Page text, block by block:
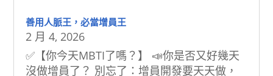
善用人脈王，必當增員王
2 月 4, 2026
✅【你今天MBTI了嗎？】 📣你是否又好幾天
沒做增員了？ 別忘了：增員開發要天天做，